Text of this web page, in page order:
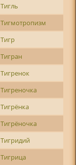
Тигль
Тигмотропизм
Тигр
Тигран
Тигренок
Тигреночка
Тигрёнка
Тигрёночка
Тигридий
Тигрица